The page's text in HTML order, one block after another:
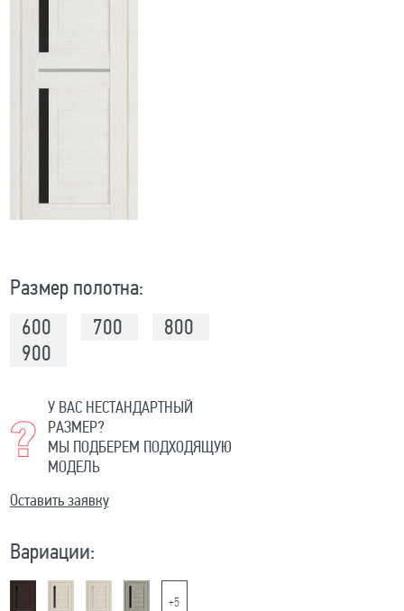
Размер полотна:
600
700
800
900
У ВАС НЕСТАНДАРТНЫЙ
РАЗМЕР?
МЫ ПОДБЕРЕМ ПОДХОДЯЩУЮ
МОДЕЛЬ
Оставить заявку
Вариации:
+5